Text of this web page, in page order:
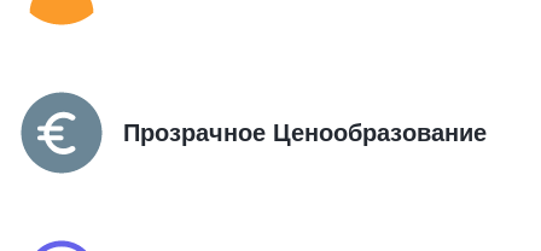
Прозрачное Ценообразование